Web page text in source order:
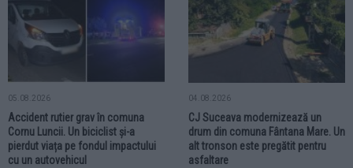
05.08.2026
Accident rutier grav în comuna
Cornu Luncii. Un biciclist și-a
pierdut viața pe fondul impactului
cu un autovehicul
04.08.2026
CJ Suceava modernizează un
drum din comuna Fântana Mare. Un
alt tronson este pregătit pentru
asfaltare